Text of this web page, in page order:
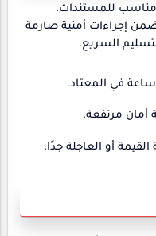
مناسب للمستندات،
إجراءات أمنية صارمة
السريع.
مرتفعة.
أو العاجلة جدًا.